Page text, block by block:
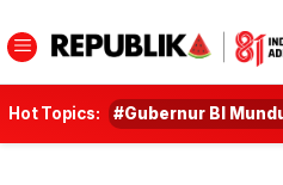
Hot Topics: #Gubernur BI